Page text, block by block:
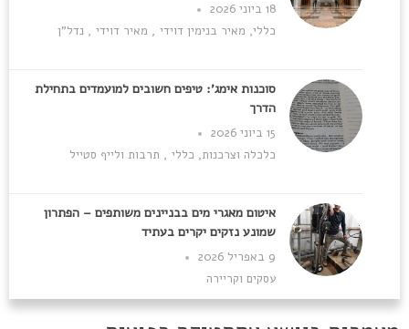
18 ביוני 2026
כללי, מאיר בנימין דוידי , מאיר דוידי ,נדל"ן
סוכנות אימג': טיפים חשובים למועמדים בתחילת
הדרך
15 ביוני 2026
כלכלה וצרכנות, כללי , תרבות ולייף סטייל
איטום מאגרי מים בבניינים משותפים – הפתרון
שמונע נזקים יקרים בעתיד
9 באפריל 2026
עסקים וקריירה